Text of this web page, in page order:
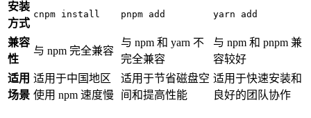
安装
方式
cnpm install pnpm add yarn add
兼容
性
与 npm 完全兼容
与 npm 和 yarn 不
完全兼容
与 npm 和 pnpm 兼
容较好
适用
场景
适用于中国地区
使用 npm 速度慢
适用于节省磁盘空
间和提高性能
适用于快速安装和
良好的团队协作